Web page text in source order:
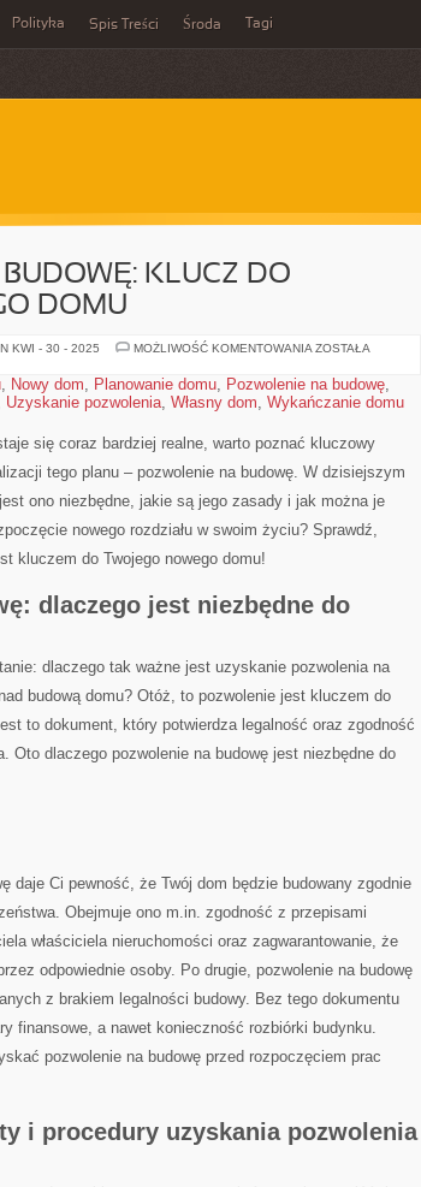
Polityka Spis Treści Środa Tagi
KLUCZ DO
DOMU
KWI - 30 - 2025 MOŻLIWOŚĆ KOMENTOWANIA POZWOLENIE
KLUCZ
DO
DOMU
ZOSTAŁA
, Nowy dom, Planowanie domu, Pozwolenie na budowę,
Uzyskanie pozwolenia, Własny dom, Wykańczanie domu
się coraz bardziej‍ realne, warto poznać kluczowy
tego planu – pozwolenie na ⁤budowę.‍ W‍ dzisiejszym
ono​ niezbędne, jakie ‍są jego zasady i jak⁤ można ⁤je
nowego rozdziału w swoim życiu? Sprawdź,⁢
kluczem ⁢do⁢ Twojego nowego⁤ domu!
dlaczego⁤ jest niezbędne do
dlaczego ⁢tak ważne jest uzyskanie pozwolenia na
budową domu? Otóż, to pozwolenie ‍jest kluczem⁤ do
to dokument, który potwierdza legalność oraz zgodność
Oto dlaczego pozwolenie na budowę jest niezbędne do
daje Ci pewność, że‍ Twój dom będzie budowany zgodnie
Obejmuje​ ono m.in. zgodność z przepisami
właściciela nieruchomości oraz zagwarantowanie, że
odpowiednie osoby. Po drugie, pozwolenie na budowę
z​ brakiem legalności budowy. Bez tego dokumentu⁣
finansowe, a nawet konieczność ‌rozbiórki budynku.
pozwolenie na budowę przed rozpoczęciem prac
i ⁢procedury ​uzyskania⁣ pozwolenia